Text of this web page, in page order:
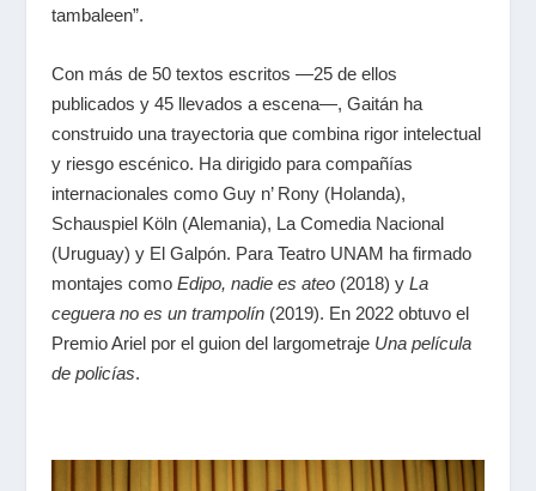
tambaleen”.
Con más de 50 textos escritos —25 de ellos
publicados y 45 llevados a escena—, Gaitán ha
construido una trayectoria que combina rigor intelectual
y riesgo escénico. Ha dirigido para compañías
internacionales como Guy n’ Rony (Holanda),
Schauspiel Köln (Alemania), La Comedia Nacional
(Uruguay) y El Galpón. Para Teatro UNAM ha firmado
montajes como Edipo, nadie es ateo(2018) y La
ceguera no es un trampolín(2019). En 2022 obtuvo el
Premio Ariel por el guion del largometraje Una película
de policías.